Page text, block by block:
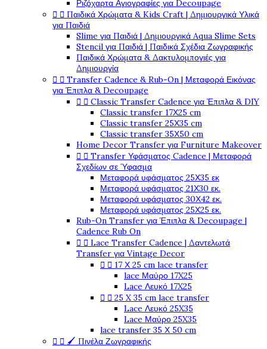
Ριζόχαρτα Αγιογραφίες για Decoupage
  Παιδικά Χρώματα & Kids Craft | Δημιουργικά Υλικά
για Παιδιά
Slime για Παιδιά | Δημιουργικά Aqua Slime Sets
Stencil για Παιδιά | Παιδικά Σχέδια Ζωγραφικής
Παιδικά Χρώματα & Δακτυλομπογιές για
Δημιουργία
  Transfer Cadence & Rub-On | Μεταφορά Εικόνας
για Έπιπλα & Decoupage
  Classic Transfer Cadence για Έπιπλα & DIY
Classic transfer 17Χ25 cm
Classic transfer 25Χ35 cm
Classic transfer 35Χ50 cm
Home Decor Transfer για Furniture Makeover
  Transfer Υφάσματος Cadence | Μεταφορά
Σχεδίων σε Ύφασμα
Μεταφορά υφάσματος 25Χ35 εκ
Μεταφορά υφάσματος 21Χ30 εκ.
Μεταφορά υφάσματος 30Χ42 εκ.
Μεταφορά υφάσματος 25Χ25 εκ.
Rub-On Transfer για Έπιπλα & Decoupage |
Cadence Rub On
  Lace Transfer Cadence | Δαντελωτά
Transfer για Vintage Decor
  17 Χ 25 cm lace transfer
lace Μαύρο 17X25
Lace Λευκό 17X25
  25 X 35 cm lace transfer
Lace Λευκό 25X35
Lace Μαύρο 25X35
lace transfer 35 Χ 50 cm
  🖌️ Πινέλα Ζωγραφικής